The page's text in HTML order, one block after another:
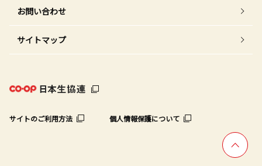
お問い合わせ
サイトマップ
サイトのご利用方法 個人情報保護について